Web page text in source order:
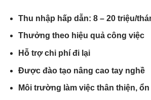
Thu nhập hấp dẫn: 8 – 20 triệu/
Thưởng theo hiệu quả công việc
Hỗ trợ chi phí đi lại
Được đào tạo nâng cao tay nghề
Môi trường làm việc thân thiện,